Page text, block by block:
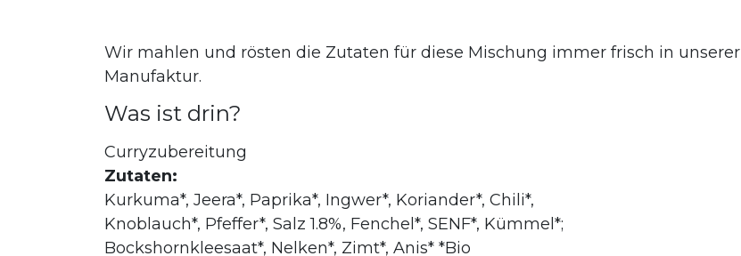
Wir mahlen und rösten die Zutaten für diese Mischung immer frisch in unserer
Manufaktur.
Was ist drin?
Curryzubereitung
Zutaten:
Kurkuma*, Jeera*, Paprika*, Ingwer*, Koriander*, Chili*,
Knoblauch*, Pfeffer*, Salz 1.8%, Fenchel*, SENF*, Kümmel*;
Bockshornkleesaat*, Nelken*, Zimt*, Anis* *Bio